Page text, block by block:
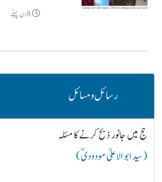
8دن پہلے
رسائل و مسائل
حج میں جانور ذبح کرنے کا مسئلہ
( سید ابو الاعلیٰ مودودیؒ )